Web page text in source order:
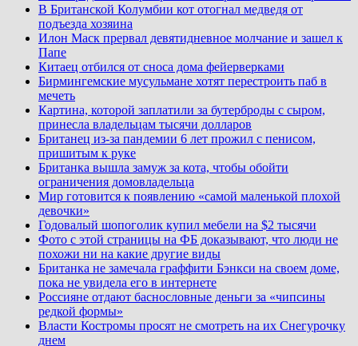
В Британской Колумбии кот отогнал медведя от
подъезда хозяина
Илон Маск прервал девятидневное молчание и зашел к
Папе
Китаец отбился от сноса дома фейерверками
Бирмингемские мусульмане хотят перестроить паб в
мечеть
Картина, которой заплатили за бутерброды с сыром,
принесла владельцам тысячи долларов
Британец из-за пандемии 6 лет прожил с пенисом,
пришитым к руке
Британка вышла замуж за кота, чтобы обойти
ограничения домовладельца
Мир готовится к появлению «самой маленькой плохой
девочки»
Годовалый шопоголик купил мебели на $2 тысячи
Фото с этой страницы на ФБ доказывают, что люди не
похожи ни на какие другие виды
Британка не замечала граффити Бэнкси на своем доме,
пока не увидела его в интернете
Россияне отдают баснословные деньги за «чипсины
редкой формы»
Власти Костромы просят не смотреть на их Снегурочку
днем